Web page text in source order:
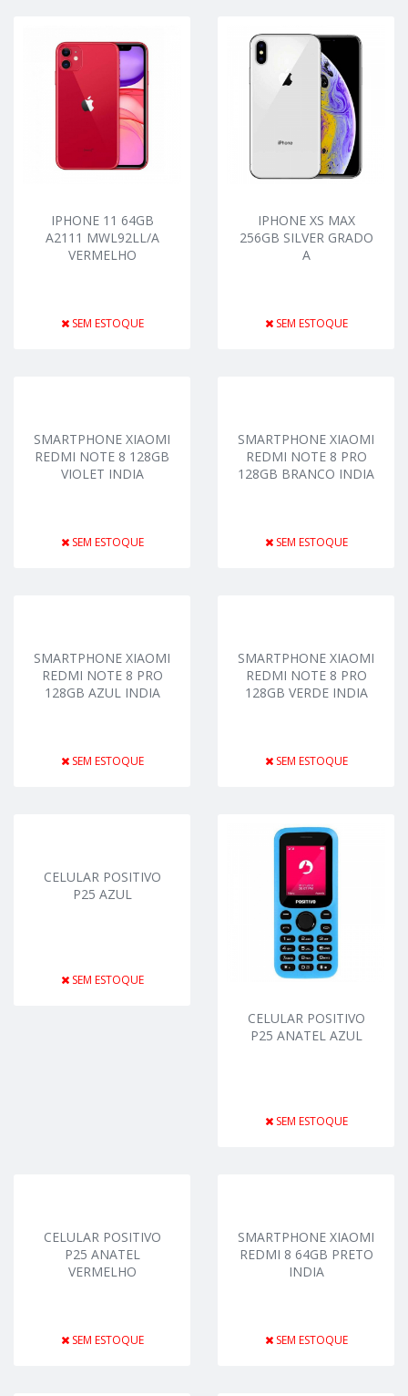
IPHONE 11 64GB
A2111 MWL92LL/A
VERMELHO
SEM ESTOQUE
IPHONE XS MAX
256GB SILVER GRADO
A
SEM ESTOQUE
SMARTPHONE XIAOMI
REDMI NOTE 8 128GB
VIOLET INDIA
SEM ESTOQUE
SMARTPHONE XIAOMI
REDMI NOTE 8 PRO
128GB BRANCO INDIA
SEM ESTOQUE
SMARTPHONE XIAOMI
REDMI NOTE 8 PRO
128GB AZUL INDIA
SEM ESTOQUE
SMARTPHONE XIAOMI
REDMI NOTE 8 PRO
128GB VERDE INDIA
SEM ESTOQUE
CELULAR POSITIVO
P25 AZUL
SEM ESTOQUE
CELULAR POSITIVO
P25 ANATEL AZUL
SEM ESTOQUE
CELULAR POSITIVO
P25 ANATEL
VERMELHO
SEM ESTOQUE
SMARTPHONE XIAOMI
REDMI 8 64GB PRETO
INDIA
SEM ESTOQUE